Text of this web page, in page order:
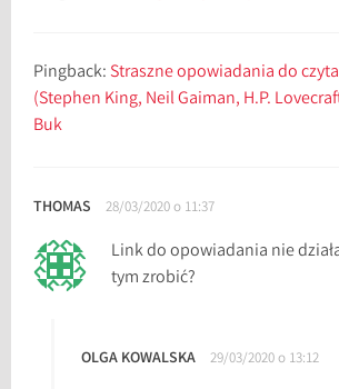
Pingback:Straszne opowiadania do
(Stephen King, Neil Gaiman, H.P.
Buk
THOMAS 28/03/2020 o 11:37
Link do opowiadania nie
tym zrobić?
OLGA KOWALSKA 29/03/2020 o 13:12